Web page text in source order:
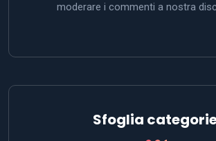
moderare i commenti a nostra
Sfoglia